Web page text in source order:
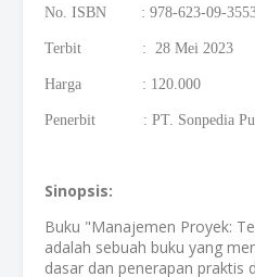
No. ISBN : 978-623-09-
Terbit : 28 Mei 2023
Harga : 120.000
Penerbit : PT. Sonpedia
Sinopsis:
Buku "Manajemen Proyek:
adalah sebuah buku yang
dasar dan penerapan praktis